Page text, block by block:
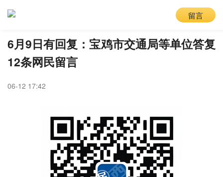
留言
6月9日有回复：宝鸡市交通局等单位答复
12条网民留言
06-12 17:42